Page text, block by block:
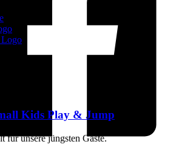
Kids Play & Jump
für unsere jüngsten Gäste.